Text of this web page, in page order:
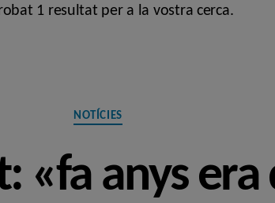
1 resultat per a la vostra cerca.
Categories
NOTÍCIES
«fa anys